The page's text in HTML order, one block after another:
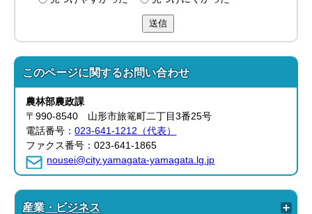
送信
このページに関するお問い合わせ
農林部農政課
〒990-8540 山形市旅篭町二丁目3番25号
電話番号：023-641-1212（代表）
ファクス番号：023-641-1865
nousei@city.yamagata-yamagata.lg.jp
産業・ビジネス